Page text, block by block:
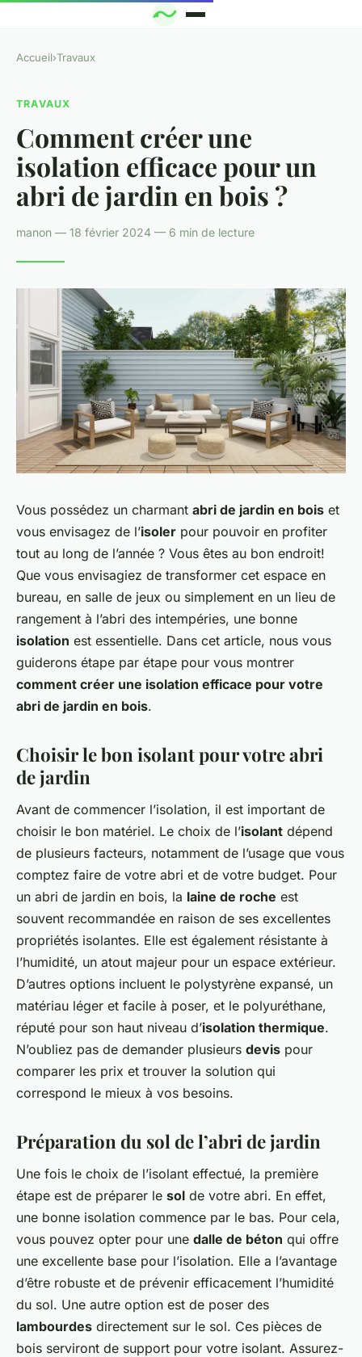
Accueil›Travaux
TRAVAUX
Comment créer une
isolation efficace pour un
abri de jardin en bois ?
manon — 18 février 2024 — 6 min de lecture
Vous possédez un charmant abri de jardin en bois et
vous envisagez de l’isoler pour pouvoir en profiter
tout au long de l’année ? Vous êtes au bon endroit!
Que vous envisagiez de transformer cet espace en
bureau, en salle de jeux ou simplement en un lieu de
rangement à l’abri des intempéries, une bonne
isolation est essentielle. Dans cet article, nous vous
guiderons étape par étape pour vous montrer
comment créer une isolation efficace pour votre
abri de jardin en bois.
Choisir le bon isolant pour votre abri
de jardin
Avant de commencer l’isolation, il est important de
choisir le bon matériel. Le choix de l’isolant dépend
de plusieurs facteurs, notamment de l’usage que vous
comptez faire de votre abri et de votre budget. Pour
un abri de jardin en bois, la laine de roche est
souvent recommandée en raison de ses excellentes
propriétés isolantes. Elle est également résistante à
l’humidité, un atout majeur pour un espace extérieur.
D’autres options incluent le polystyrène expansé, un
matériau léger et facile à poser, et le polyuréthane,
réputé pour son haut niveau d’isolation thermique.
N’oubliez pas de demander plusieurs devis pour
comparer les prix et trouver la solution qui
correspond le mieux à vos besoins.
Préparation du sol de l’abri de jardin
Une fois le choix de l’isolant effectué, la première
étape est de préparer le sol de votre abri. En effet,
une bonne isolation commence par le bas. Pour cela,
vous pouvez opter pour une dalle de béton qui offre
une excellente base pour l’isolation. Elle a l’avantage
d’être robuste et de prévenir efficacement l’humidité
du sol. Une autre option est de poser des
lambourdes directement sur le sol. Ces pièces de
bois serviront de support pour votre isolant. Assurez-